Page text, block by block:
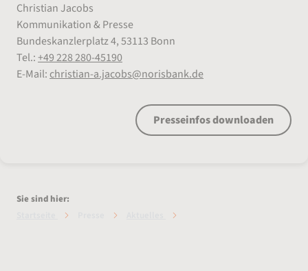
Christian Jacobs
Kommunikation & Presse
Bundeskanzlerplatz 4, 53113 Bonn
Tel.:+49 228 280-45190
E-Mail:christian-a.jacobs@norisbank.de
Presseinfos downloaden
Sie sind hier: